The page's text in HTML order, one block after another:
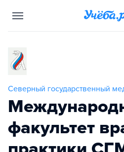
Северный государственный
факультет